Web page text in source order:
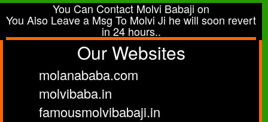
You Can Contact Molvi Babaji on
You Also Leave a Msg To Molvi Ji he will soon revert
in 24 hours..
Our Websites
molanababa.com
molvibaba.in
famousmolvibabaji.in